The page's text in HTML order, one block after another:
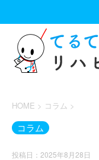
HOME > コラム >
コラム
投稿日：2025年8月28日